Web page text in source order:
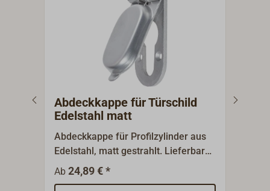
Abdeckkappe für Türschild
Edelstahl matt
Abdeckkappe für Profilzylinder aus
Edelstahl, matt gestrahlt. Lieferbar
mit 3 mm oder 8 mm dicker
Grundplatte.
Ab24,89 € *